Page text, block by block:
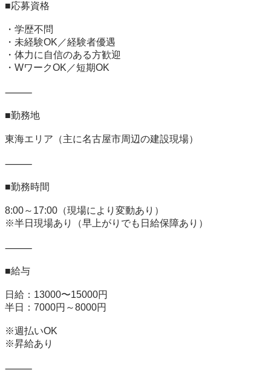
■応募資格
・学歴不問
・未経験OK／経験者優遇
・体力に自信のある方歓迎
・WワークOK／短期OK
⸻
■勤務地
東海エリア（主に名古屋市周辺の建設現場）
⸻
■勤務時間
8:00～17:00（現場により変動あり）
※半日現場あり（早上がりでも日給保障あり）
⸻
■給与
日給：13000〜15000円
半日：7000円～8000円
※週払いOK
※昇給あり
⸻